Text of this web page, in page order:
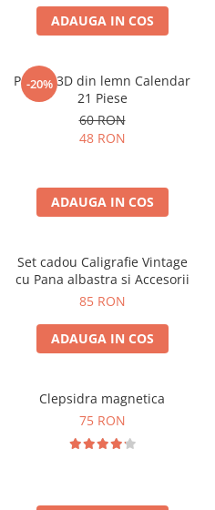
ADAUGA IN COS
-20%
Puzzle 3D din lemn Calendar
21 Piese
60 RON
48 RON
ADAUGA IN COS
Set cadou Caligrafie Vintage
cu Pana albastra si Accesorii
85 RON
ADAUGA IN COS
Clepsidra magnetica
75 RON